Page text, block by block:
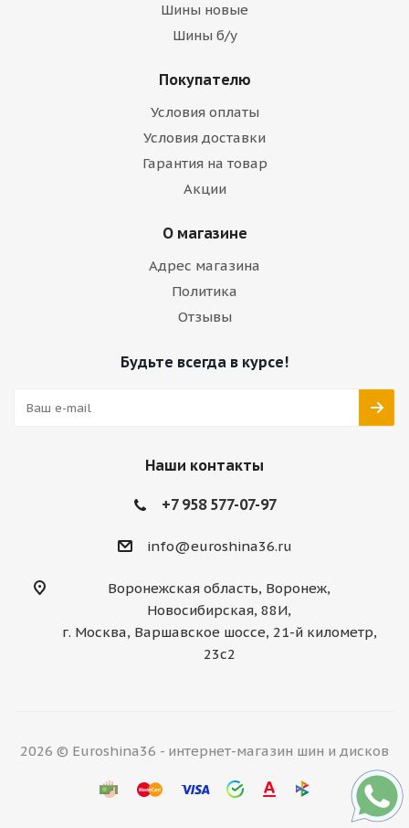
Шины новые
Шины б/у
Покупателю
Условия оплаты
Условия доставки
Гарантия на товар
Акции
О магазине
Адрес магазина
Политика
Отзывы
Будьте всегда в курсе!
Наши контакты
+7 958 577-07-97
info@euroshina36.ru
Воронежская область, Воронеж,
Новосибирская, 88И,
г. Москва, Варшавское шоссе, 21-й километр,
23с2
2026 © Euroshina36 - интернет-магазин шин и дисков